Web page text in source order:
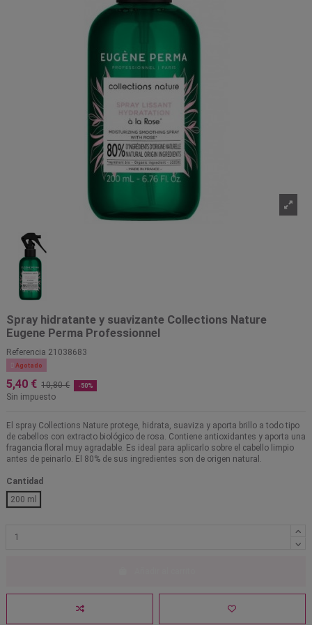
Spray hidratante y suavizante Collections Nature
Eugene Perma Professionnel
Referencia 21038683
 Agotado
5,40 € 10,80 € -50%
Sin impuesto
El spray Collections Nature protege, hidrata, suaviza y aporta brillo a todo tipo
de cabellos con extracto biológico de rosa. Contiene antioxidantes y aporta una
fragancia floral muy agradable. Es ideal para aplicarlo sobre el cabello limpio
antes de peinarlo. El 80% de sus ingredientes son de origen natural.
Cantidad
200 ml